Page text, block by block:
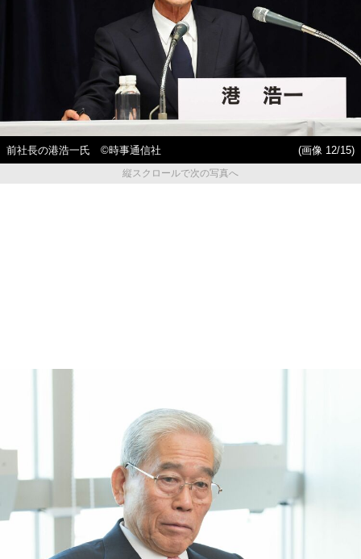
前社長の港浩一氏 ©時事通信社
(画像 12/15)
縦スクロールで次の写真へ